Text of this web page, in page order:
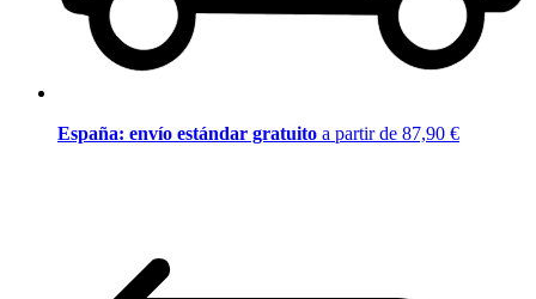
España: envío estándar gratuito a partir de 87,90 €